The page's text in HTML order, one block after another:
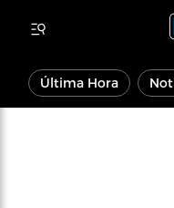
Última Hora